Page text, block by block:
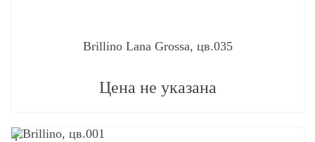
Brillino Lana Grossa, цв.035
Цена не указана
q